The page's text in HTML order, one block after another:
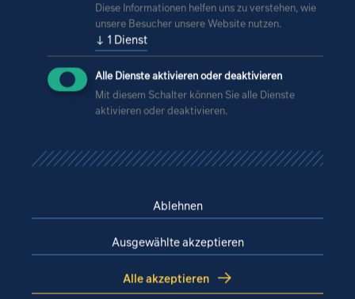
UMFASSENDE ÜBERWACHUNG UND
INGENIEURBAUWERKEN
Diese Informationen helfen uns zu verstehen, wie
unsere Besucher unsere Website nutzen.
↓ 1 Dienst
Alle Dienste aktivieren oder deaktivieren
Mit diesem Schalter können Sie alle Dienste
aktivieren oder deaktivieren.
Ablehnen
Ausgewählte akzeptieren
Alle akzeptieren